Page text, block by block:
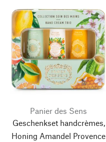
Panier des Sens
Geschenkset handcrèmes,
Honing Amandel Provence